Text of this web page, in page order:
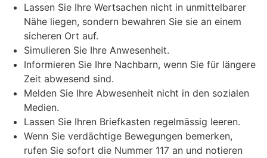
Lassen Sie Ihre Wertsachen nicht in unmittelbarer
Nähe liegen, sondern bewahren Sie sie an einem
sicheren Ort auf.
Simulieren Sie Ihre Anwesenheit.
Informieren Sie Ihre Nachbarn, wenn Sie für längere
Zeit abwesend sind.
Melden Sie Ihre Abwesenheit nicht in den sozialen
Medien.
Lassen Sie Ihren Briefkasten regelmässig leeren.
Wenn Sie verdächtige Bewegungen bemerken,
rufen Sie sofort die Nummer 117 an und notieren